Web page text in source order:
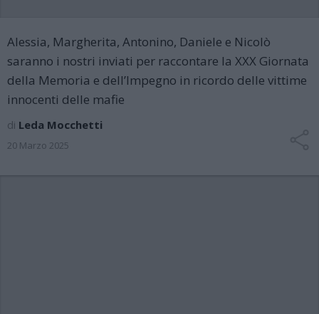
Alessia, Margherita, Antonino, Daniele e Nicolò
saranno i nostri inviati per raccontare la XXX Giornata
della Memoria e dell’Impegno in ricordo delle vittime
innocenti delle mafie
di Leda Mocchetti
20 Marzo 2025